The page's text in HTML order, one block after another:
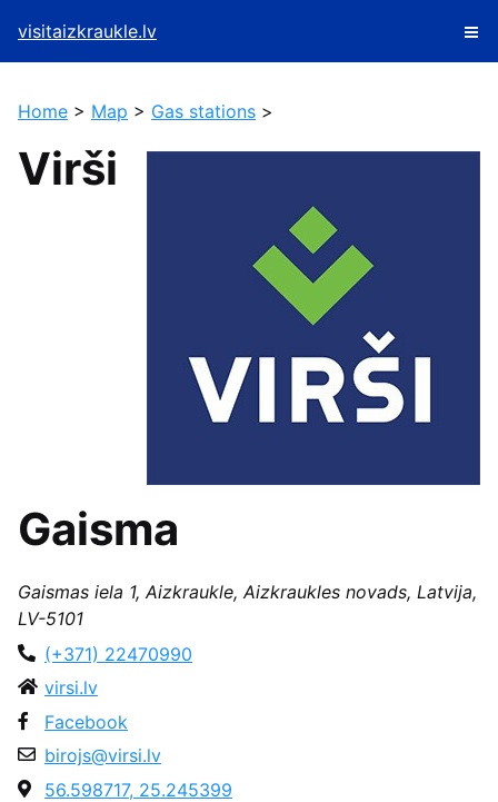
visitaizkraukle.lv
Home > Map > Gas stations >
Virši
Gaisma
Gaismas iela 1, Aizkraukle, Aizkraukles novads, Latvija,
LV-5101
(+371) 22470990
virsi.lv
Facebook
birojs@virsi.lv
56.598717, 25.245399